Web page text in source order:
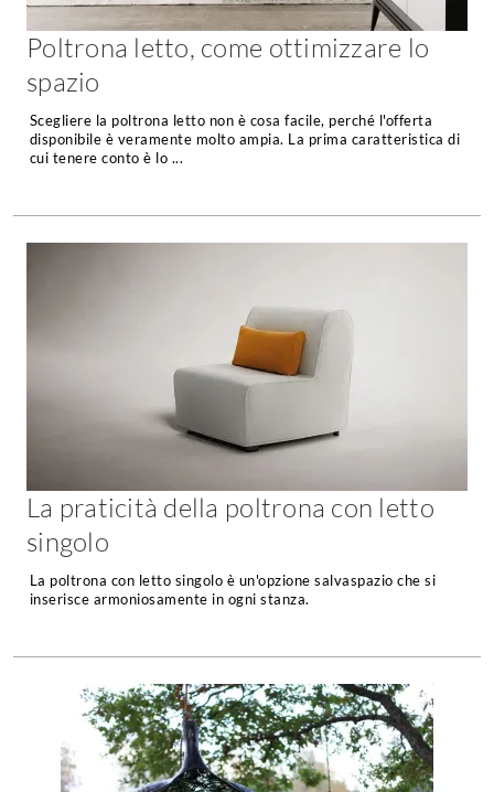
Poltrona letto, come ottimizzare lo
spazio
Scegliere la poltrona letto non è cosa facile, perché l'offerta
disponibile è veramente molto ampia. La prima caratteristica di
cui tenere conto è lo ...
La praticità della poltrona con letto
singolo
La poltrona con letto singolo è un'opzione salvaspazio che si
inserisce armoniosamente in ogni stanza.